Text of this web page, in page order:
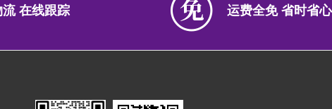
在线跟踪 运费全免 省时省心